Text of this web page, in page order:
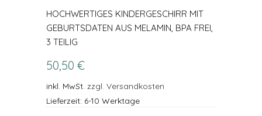
HOCHWERTIGES KINDERGESCHIRR MIT
GEBURTSDATEN AUS MELAMIN, BPA FREI,
3 TEILIG
50,50 €
inkl. MwSt. zzgl. Versandkosten
Lieferzeit: 6-10 Werktage